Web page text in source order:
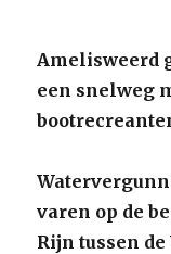
Amelisweerd
een snelweg
varen op de
Rijn tussen